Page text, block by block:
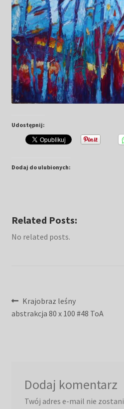
Obrazy abstrakcyjne
Tarot
Wabi sabi
Aukcja
GalleryStore
Udostępnij:
Dodaj do ulubionych:
Related Posts:
No related posts.
Nawigacja
wpisu
Poprzedni
wpis:
Krajobraz leśny
abstrakcja 80 x 100 #48 ToA
Dodaj komentarz
Twój adres e-mail nie